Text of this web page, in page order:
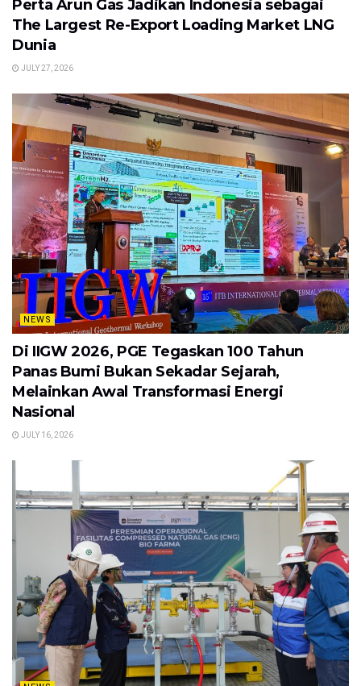
Perta Arun Gas Jadikan Indonesia sebagai
The Largest Re-Export Loading Market LNG
Dunia
JULY 27, 2026
NEWS
Di IIGW 2026, PGE Tegaskan 100 Tahun
Panas Bumi Bukan Sekadar Sejarah,
Melainkan Awal Transformasi Energi
Nasional
JULY 16, 2026